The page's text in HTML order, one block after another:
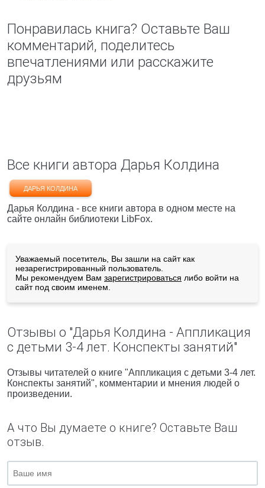
Понравилась книга? Оставьте Ваш
комментарий, поделитесь
впечатлениями или расскажите
друзьям
Все книги автора Дарья Колдина
ДАРЬЯ КОЛДИНА
Дарья Колдина - все книги автора в одном месте на
сайте онлайн библиотеки LibFox.
Уважаемый посетитель, Вы зашли на сайт как
незарегистрированный пользователь.
Мы рекомендуем Вам зарегистрироваться либо войти на
сайт под своим именем.
Отзывы о "Дарья Колдина - Аппликация
с детьми 3-4 лет. Конспекты занятий"
Отзывы читателей о книге "Аппликация с детьми 3-4 лет.
Конспекты занятий", комментарии и мнения людей о
произведении.
А что Вы думаете о книге? Оставьте Ваш
отзыв.